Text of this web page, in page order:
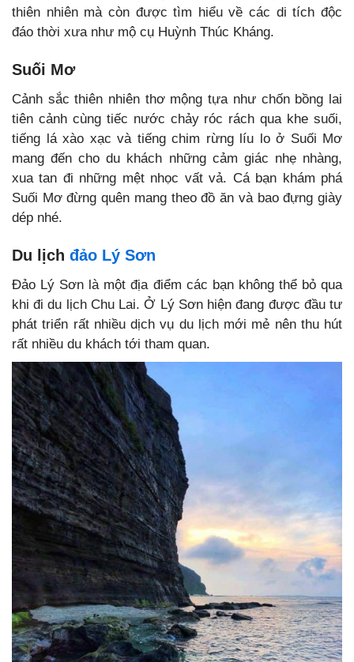
thiên nhiên mà còn được tìm hiểu về các di tích độc
đáo thời xưa như mộ cụ Huỳnh Thúc Kháng.
Suối Mơ
Cảnh sắc thiên nhiên thơ mộng tựa như chốn bồng lai
tiên cảnh cùng tiếc nước chảy róc rách qua khe suối,
tiếng lá xào xạc và tiếng chim rừng líu lo ở Suối Mơ
mang đến cho du khách những cảm giác nhẹ nhàng,
xua tan đi những mệt nhọc vất vả. Cá bạn khám phá
Suối Mơ đừng quên mang theo đồ ăn và bao đựng giày
dép nhé.
Du lịch đảo Lý Sơn
Đảo Lý Sơn là một địa điểm các bạn không thể bỏ qua
khi đi du lịch Chu Lai. Ở Lý Sơn hiện đang được đầu tư
phát triển rất nhiều dịch vụ du lịch mới mẻ nên thu hút
rất nhiều du khách tới tham quan.